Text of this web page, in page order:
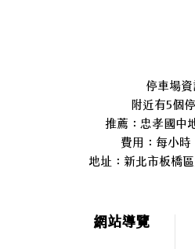
停車場資
附近有5個
推薦：忠孝國中
費用：每小時
地址： 新北市板橋
網站導覽